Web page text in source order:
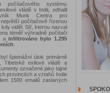
počítačového systému
vládě v Indii, odhalil
Munk Centra pro
počítačově řízenou
viděl. Síť, kterou nazval
téměř výhradně počítači
a infiltrováno bylo 1.295
špionážní útok primárně
Tibetské exilové vládě a
označené jako tajné
provinciích a vztahů Indie
1500 emailů zaslaných